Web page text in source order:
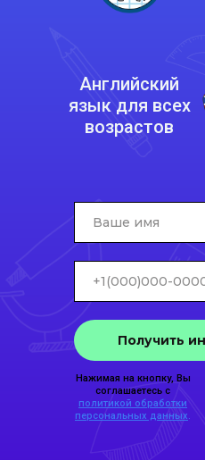
Английский
язык для всех
возрастов
Получить
Нажимая на кнопку, Вы
соглашаетесь с
политикой обработки
персональных данных.